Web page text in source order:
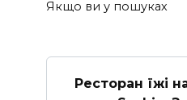
Якщо ви у пошуках
Ресторан їжі